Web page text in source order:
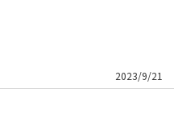
2023/9/21